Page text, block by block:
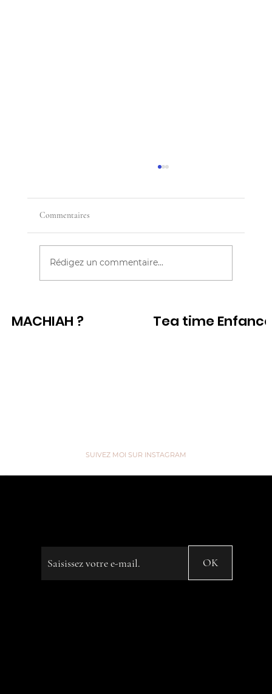
GRAND MÈRE
Commentaires
Rédigez un commentaire...
MACHIAH ? Tea time
SUIVEZ MOI SUR INSTAGRAM
© 2023 by Name of Site. Created on
OK